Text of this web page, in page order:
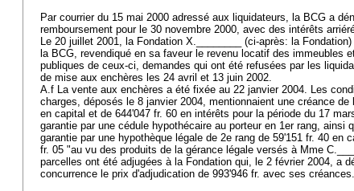
Par courrier du 15 mai 2000 adressé aux liquidateurs, la BCG a
remboursement pour le 30 novembre 2000, avec des intérêts
Le 20 juillet 2001, la Fondation X.________ (ci-après: la
la BCG, revendiqué en sa faveur le revenu locatif des immeubles
publiques de ceux-ci, demandes qui ont été refusées par les
de mise aux enchères les 24 avril et 13 juin 2002.
A.f La vente aux enchères a été fixée au 22 janvier 2004. Les
charges, déposés le 8 janvier 2004, mentionnaient une créance de
en capital et de 644'047 fr. 60 en intérêts pour la période du 17
garantie par une cédule hypothécaire au porteur en 1er rang, ainsi
garantie par une hypothèque légale de 2e rang de 59'151 fr. 40 en
fr. 05 "au vu des produits de la gérance légale versés à Mme
parcelles ont été adjugées à la Fondation qui, le 2 février 2004, a
concurrence le prix d'adjudication de 993'946 fr. avec ses créances.